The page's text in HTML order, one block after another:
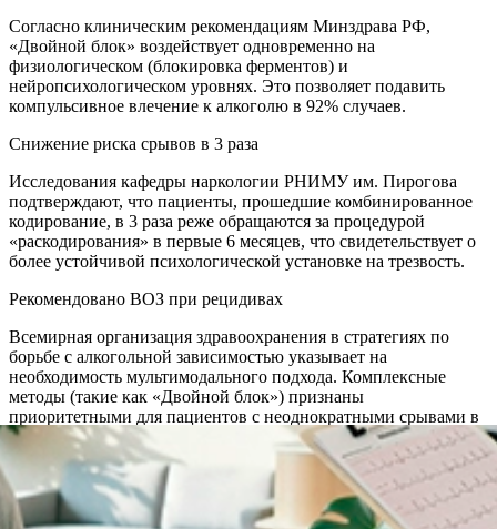
Согласно клиническим рекомендациям Минздрава РФ,
«Двойной блок» воздействует одновременно на
физиологическом (блокировка ферментов) и
нейропсихологическом уровнях. Это позволяет подавить
компульсивное влечение к алкоголю в 92% случаев.
Снижение риска срывов в 3 раза
Исследования кафедры наркологии РНИМУ им. Пирогова
подтверждают, что пациенты, прошедшие комбинированное
кодирование, в 3 раза реже обращаются за процедурой
«раскодирования» в первые 6 месяцев, что свидетельствует о
более устойчивой психологической установке на трезвость.
Рекомендовано ВОЗ при рецидивах
Всемирная организация здравоохранения в стратегиях по
борьбе с алкогольной зависимостью указывает на
необходимость мультимодального подхода. Комплексные
методы (такие как «Двойной блок») признаны
приоритетными для пациентов с неоднократными срывами в
анамнезе.
Акции и спецпредложения